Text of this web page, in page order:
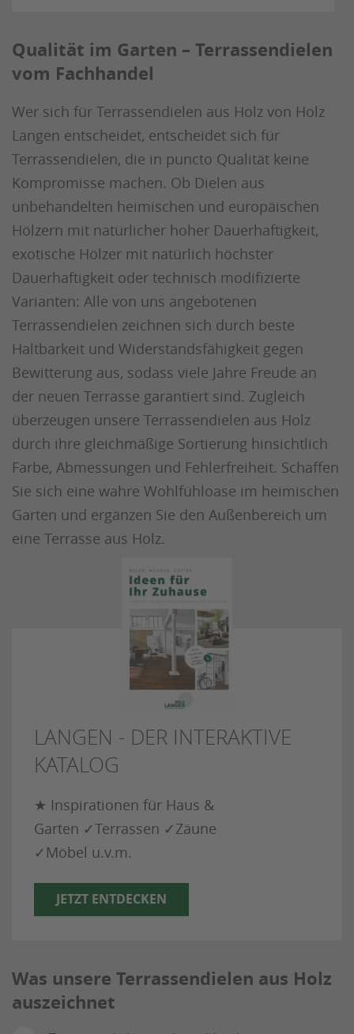
Qualität im Garten – Terrassendielen
vom Fachhandel
Wer sich für Terrassendielen aus Holz von Holz
Langen entscheidet, entscheidet sich für
Terrassendielen, die in puncto Qualität keine
Kompromisse machen. Ob Dielen aus
unbehandelten heimischen und europäischen
Hölzern mit natürlicher hoher Dauerhaftigkeit,
exotische Hölzer mit natürlich höchster
Dauerhaftigkeit oder technisch modifizierte
Varianten: Alle von uns angebotenen
Terrassendielen zeichnen sich durch beste
Haltbarkeit und Widerstandsfähigkeit gegen
Bewitterung aus, sodass viele Jahre Freude an
der neuen Terrasse garantiert sind. Zugleich
überzeugen unsere Terrassendielen aus Holz
durch ihre gleichmäßige Sortierung hinsichtlich
Farbe, Abmessungen und Fehlerfreiheit. Schaffen
Sie sich eine wahre Wohlfühloase im heimischen
Garten und ergänzen Sie den Außenbereich um
eine Terrasse aus Holz.
LANGEN - DER INTERAKTIVE
KATALOG
★ Inspirationen für Haus &
Garten ✓Terrassen ✓Zäune
✓Möbel u.v.m.
JETZT ENTDECKEN
Was unsere Terrassendielen aus Holz
auszeichnet